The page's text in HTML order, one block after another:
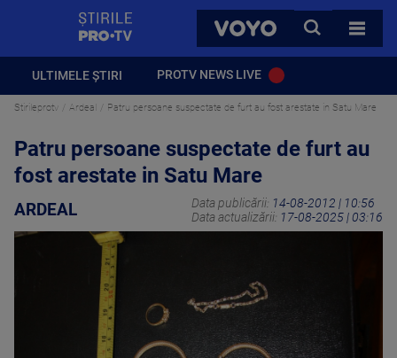
VOYO
CAUTA
TOATE
ULTIMELE ȘTIRI PROTV NEWS LIVE
Stirileprotv Ardeal Patru persoane suspectate de furt au fost arestate in Satu Mare
Patru persoane suspectate de furt au
fost arestate in Satu Mare
ARDEAL Data publicării: 14-08-2012 | 10:56
Data actualizării: 17-08-2025 | 03:16